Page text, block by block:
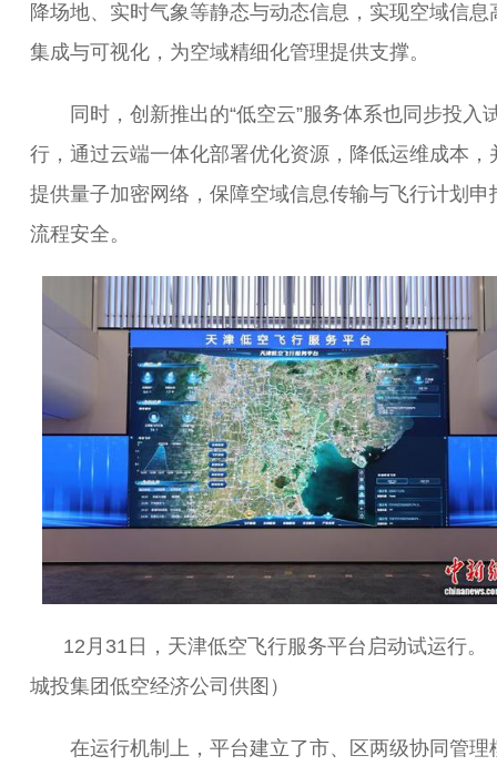
降场地、实时气象等静态与动态信息，实现空域信息
集成与可视化，为空域精细化管理提供支撑。
同时，创新推出的“低空云”服务体系也同步投入
行，通过云端一体化部署优化资源，降低运维成本，
提供量子加密网络，保障空域信息传输与飞行计划申
流程安全。
12月31日，天津低空飞行服务平台启动试运行。
城投集团低空经济公司供图）
在运行机制上，平台建立了市、区两级协同管理